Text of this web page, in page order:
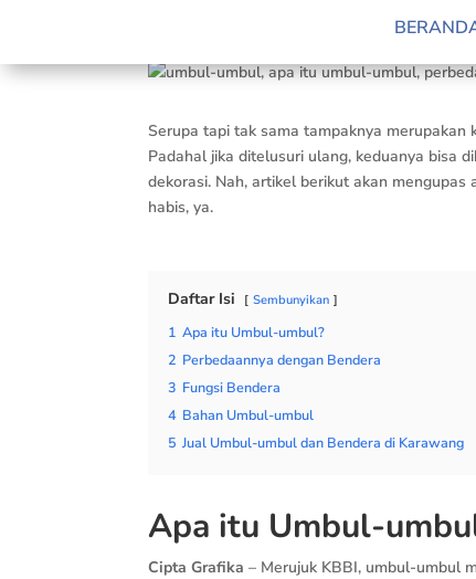
Blog
Serupa tapi tak sama tampaknya
Padahal jika ditelusuri ulang, keduanya bisa
dekorasi. Nah, artikel berikut akan
habis, ya.
Daftar Isi Sembunyikan
1 Apa itu Umbul-umbul?
2 Perbedaannya dengan Bendera
3 Fungsi Bendera
4 Bahan Umbul-umbul
5 Jual Umbul-umbul dan Bendera di Karawang
Apa itu Umbul-
Cipta Grafika– Merujuk KBBI, umbul-umbul